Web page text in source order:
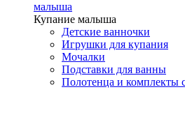
малыша
Купание малыша
Детские ванночки
Игрушки для купания
Мочалки
Подставки для ванны
Полотенца и комплекты